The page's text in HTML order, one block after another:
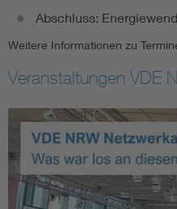
Abschluss:
Weitere Informationen zu
Veranstaltungen VDE